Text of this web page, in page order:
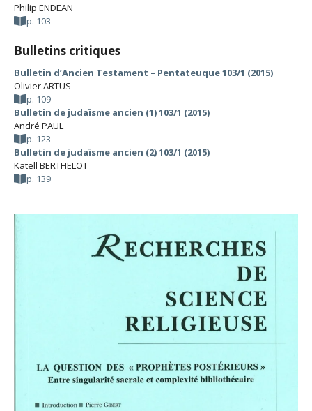
Philip ENDEAN
p. 103
Bulletins critiques
Bulletin d’Ancien Testament – Pentateuque 103/1 (2015)
Olivier ARTUS
p. 109
Bulletin de judaïsme ancien (1) 103/1 (2015)
André PAUL
p. 123
Bulletin de judaïsme ancien (2) 103/1 (2015)
Katell BERTHELOT
p. 139